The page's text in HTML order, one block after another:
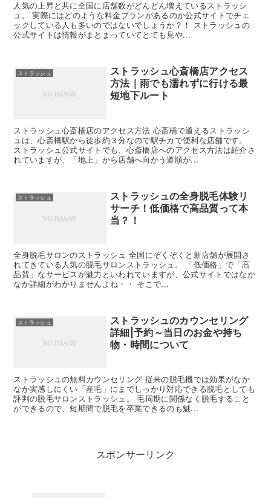
人気の上昇と共に全国に店舗数がどんどん増えているストラッシ
ュ。 実際にはどのような料金プランがあるのか公式サイトでチェ
ックしている人も多いのではないでしょうか？！ ストラッシュの
公式サイトは情報がまとまっていてとても見や...
ストラッシュ
ストラッシュ心斎橋店アクセス
方法｜雨でも濡れずに行ける最
短地下ルート
ストラッシュ心斎橋店のアクセス方法 心斎橋で通えるストラッシ
ュは、心斎橋駅から徒歩約３分なので駅チカで便利な店舗です。
ストラッシュ公式サイトでも、心斎橋店へのアクセス方法は紹介さ
れていますが、「地上」から店舗へ向かう道順が...
ストラッシュ
ストラッシュの全身脱毛体験リ
サーチ！低価格で高品質って本
当？！
全身脱毛サロンのストラッシュ 全国にぞくぞくと新店舗が展開さ
れてきている人気の脱毛サロンストラッシュ。 「低価格」で「高
品質」なサービスが魅力といわれていますが、公式サイトではなか
なか詳細がわかりませんよね・・ そこで...
ストラッシュ
ストラッシュのカウンセリング
詳細|予約～当日のお金や持ち
物・時間について
ストラッシュの無料カウンセリング 従来の脱毛機では効果がなか
なか実感しにくい「産毛」にまでしっかり対応できる脱毛としても
評判の脱毛サロンストラッシュ。 毛周期に関係なく脱毛すること
ができるので、短期間で脱毛を卒業できるのも魅...
スポンサーリンク